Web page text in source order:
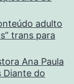
adulto
trans para
Ana Paula
Diante do